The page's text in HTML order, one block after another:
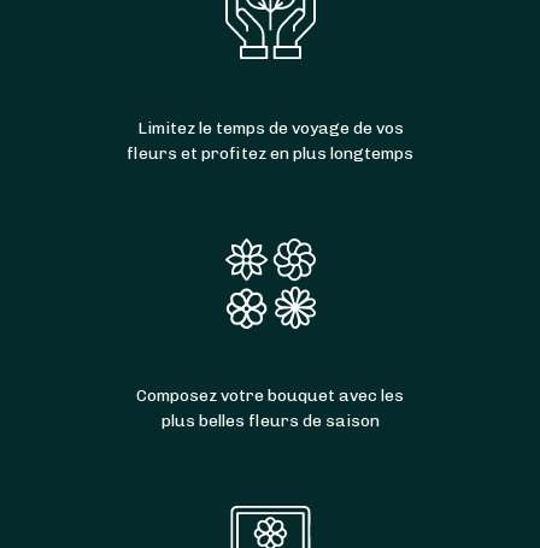
Limitez le temps de voyage de vos
fleurs et profitez en plus longtemps
Composez votre bouquet avec les
plus belles fleurs de saison